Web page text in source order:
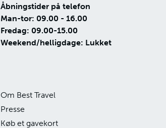
Åbningstider på telefon
Man-tor: 09.00 - 16.00
Fredag: 09.00-15.00
Weekend/helligdage: Lukket
Om Best Travel
Presse
Køb et gavekort